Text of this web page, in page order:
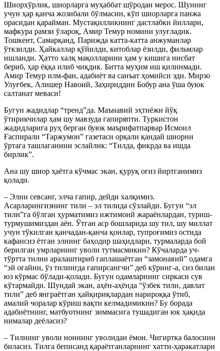
Шиорхўрлик, шиорларга муҳаббат шўродан мерос. Шунинг
учун ҳар қанча жозибали бўлмасин, кўп шиорларга панжа
орасидан қарайман. Мустақилликнинг дастлабки йиллари,
мафкура рамзи ўлароқ, Амир Темур номини улуғладик.
Тошкент, Самарқанд, Парижда катта-катта анжуманлар
ўткзилди. Ҳайкаллар қўйилди, китоблар ёзилди, фильмлар
ишланди. Ҳатто халқ мақолларини ҳам у кишига нисбат
бериб, ҳар ёққа илиб чиқдик. Битта муҳим иш қилинмади.
Амир Темур илм-фан, адабиёт ва санъат ҳомийси эди. Мирзо
Улуғбек, Алишер Навоий, Заҳириддин Бобур ана ўша буюк
салтанат меваси!
Бугун жадидлар “тренд”да. Маънавий эҳтиёжи йўқ
ўтирикчилар ҳам шу мавзуда гапиряпти. Туркистон
жадидларига руҳ берган буюк маърифатпарвар Исмоил
Ғаспирали “Таржумон” газетаси орқали қандай шиорни
ўртага ташлаганини эслайлик: “Тилда, фикрда ва ишда
бирлик”.
Ана шу шиор ҳаётга кўчмас экан, қуруқ оғиз йиртганимиз
қолади.
– Элни севсанг, элча гапир, дейди халқимиз.
Асарларингизнинг тили – эл тилида сўзлайди. Бугун “эл
тили”га бўлган ҳурматимиз ижтимоий жараёнлардан, туриш-
турмушимиздан аён. Ўтган аср бошларида шу тил, шу миллат
учун тўкилган қанчадан-қанча қонлар, тупроғимиз остида
кафансиз ётган элнинг баҳодир шаҳидлари, турмаларда бой
берилган умрларнинг уволи тутмасмикин? Кўчаларда уч-
тўртта тилни аралаштириб гаплашаётган “замонавий” одамга
“эй оғайни, ўз тилингда гапирсангчи” деб кўринг-а, сиз билан
юз кўрмас бўлади-қолади. Бугун одамларнинг сиркаси сув
кўтармайди. Шундай экан, аҳён-аҳёнда “ўзбек тили, давлат
тили” деб янграётган ҳайқириқлардан нарироққа ўтиб,
амалий чоралар кўриш вақти келмадимикин? Бу борада
адабиётнинг, матбуотнинг зиммасига тушадиган юк ҳақида
нималар деёласиз?
– Тилнинг уволи ноннинг уволидан ёмон. Чигиртка балосини
биласиз. Тилга беписанд қараётганларнинг хатти-ҳаракатлари